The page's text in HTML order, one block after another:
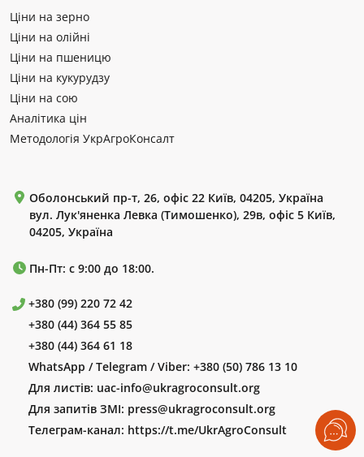
Ціни на зерно
Ціни на олійні
Ціни на пшеницю
Ціни на кукурудзу
Ціни на сою
Аналітика цін
Методологія УкрАгроКонсалт
Оболонський пр-т, 26, офіс 22 Київ, 04205, Україна
вул. Лук'яненка Левка (Тимошенко), 29в, офіс 5 Київ,
04205, Україна
Пн-Пт: с 9:00 до 18:00.
+380 (99) 220 72 42
+380 (44) 364 55 85
+380 (44) 364 61 18
WhatsApp / Telegram / Viber: +380 (50) 786 13 10
Для листів: uac-info@ukragroconsult.org
Для запитів ЗМІ: press@ukragroconsult.org
Телеграм-канал: https://t.me/UkrAgroConsult